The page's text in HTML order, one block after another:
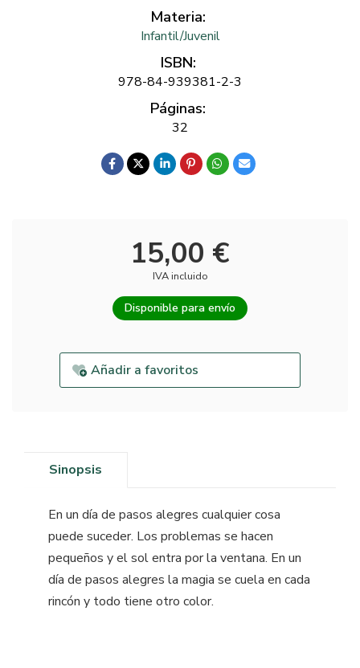
Materia:
Infantil/Juvenil
ISBN:
978-84-939381-2-3
Páginas:
32
15,00 €
IVA incluido
Disponible para envío
Añadir a favoritos
Sinopsis
En un día de pasos alegres cualquier cosa
puede suceder. Los problemas se hacen
pequeños y el sol entra por la ventana. En un
día de pasos alegres la magia se cuela en cada
rincón y todo tiene otro color.